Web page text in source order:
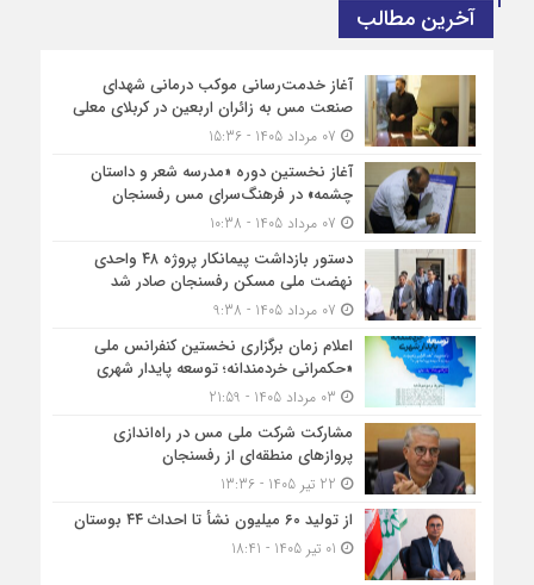
آخرین مطالب
آغاز خدمت‌رسانی موکب درمانی شهدای
صنعت مس به زائران اربعین در کربلای معلی
آغاز نخستین دوره «مدرسه شعر و داستان
چشمه» در فرهنگ‌سرای مس رفسنجان
دستور بازداشت پیمانکار پروژه ۴۸ واحدی
نهضت ملی مسکن رفسنجان صادر شد
اعلام زمان برگزاری نخستین کنفرانس ملی
«حکمرانی خردمندانه؛ توسعه پایدار شهری
مشارکت شرکت ملی مس در راه‌اندازی
پروازهای منطقه‌ای از رفسنجان
از تولید ۶۰ میلیون نشأ تا احداث ۴۴ بوستان